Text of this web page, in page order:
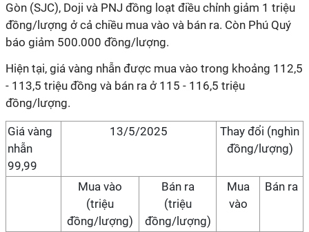
Gòn (SJC), Doji và PNJ đồng loạt điều chỉnh giảm 1 triệu
đồng/lượng ở cả chiều mua vào và bán ra. Còn Phú Quý
báo giảm 500.000 đồng/lượng.
Hiện tại, giá vàng nhẫn được mua vào trong khoảng 112,5
- 113,5 triệu đồng và bán ra ở 115 - 116,5 triệu
đồng/lượng.
Giá vàng
nhẫn
99,99
13/5/2025
Thay đổi (nghìn
đồng/lượng)
Mua vào
(triệu
đồng/lượng)
Bán ra
(triệu
đồng/lượng)
Mua
vào
Bán ra